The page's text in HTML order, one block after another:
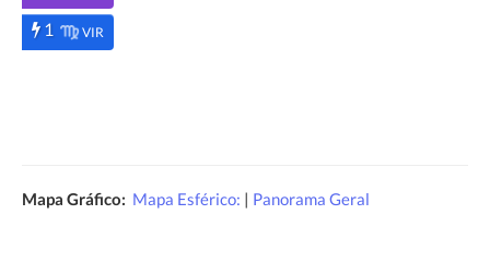
1 VIR
Mapa Gráfico: Mapa Esférico: | Panorama Geral